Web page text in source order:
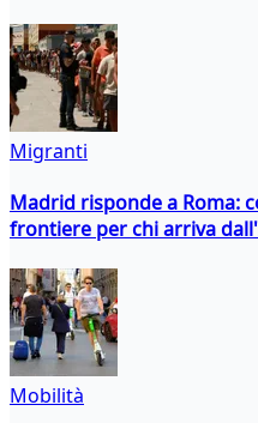
Migranti
Madrid risponde a Roma:
frontiere per chi arriva
Mobilità